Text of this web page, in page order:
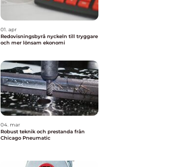
01. apr
Redovisningsbyrå nyckeln till tryggare
och mer lönsam ekonomi
04. mar
Robust teknik och prestanda från
Chicago Pneumatic